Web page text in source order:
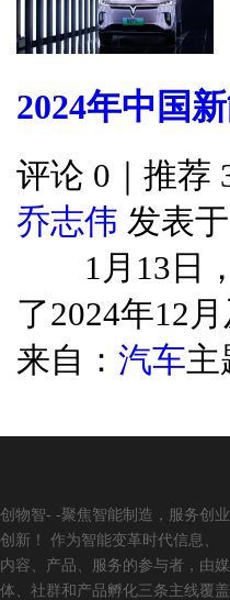
2024年中国
评论 0｜推荐
乔志伟 发表
1月13日，
了2024年12
来自： 汽车主
创物智- -聚焦智能制造，服务创业
创新！ 作为智能变革时代信息、
内容、产品、服务的参与者，由媒
体、社群和产品孵化三条主线覆盖